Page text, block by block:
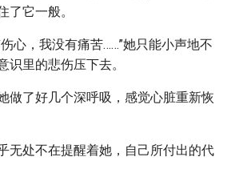
了它一般。
心，我没有痛苦……”她只能小声地不
识里的悲伤压下去。
做了好几个深呼吸，感觉心脏重新恢
无处不在提醒着她，自己所付出的代